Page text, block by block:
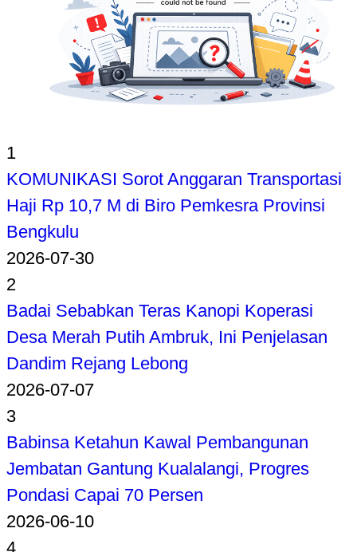
1
KOMUNIKASI Sorot Anggaran Transportasi
Haji Rp 10,7 M di Biro Pemkesra Provinsi
Bengkulu
2026-07-30
2
Badai Sebabkan Teras Kanopi Koperasi
Desa Merah Putih Ambruk, Ini Penjelasan
Dandim Rejang Lebong
2026-07-07
3
Babinsa Ketahun Kawal Pembangunan
Jembatan Gantung Kualalangi, Progres
Pondasi Capai 70 Persen
2026-06-10
4